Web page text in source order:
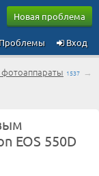
Новая проблема
Вход
Проблемы
1537 →
EOS 550D